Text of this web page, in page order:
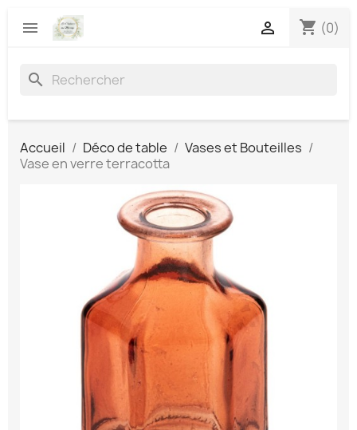
 shopping_cart (0)

search
Accueil Déco de table
Vases et Bouteilles
Vase en verre terracotta